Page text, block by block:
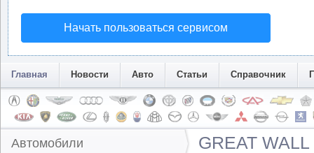
Начать пользоваться сервисом
Главная Новости Авто Статьи Справочник
Автомобили GREAT WALL